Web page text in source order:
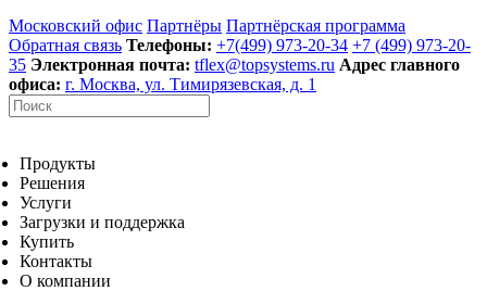
Московский офис Партнёры Партнёрская программа
Обратная связь Телефоны: +7(499) 973-20-34 +7 (499) 973-20-
35 Электронная почта: tflex@topsystems.ru Адрес главного
офиса: г. Москва, ул. Тимирязевская, д. 1
Продукты
Решения
Услуги
Загрузки и поддержка
Купить
Контакты
О компании